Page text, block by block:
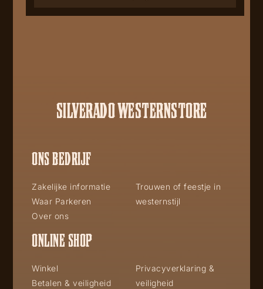
SILVERADO WESTERNSTORE
ONS BEDRIJF
Zakelijke informatie
Waar Parkeren
Over ons
Trouwen of feestje in
westernstijl
ONLINE SHOP
Winkel
Betalen & veiligheid
Privacyverklaring &
veiligheid